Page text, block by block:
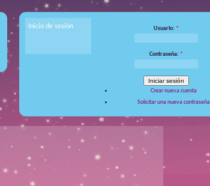
Inicio de sesión Usuario: *
Contraseña: *
Crear nueva cuenta
Solicitar una nueva contraseña